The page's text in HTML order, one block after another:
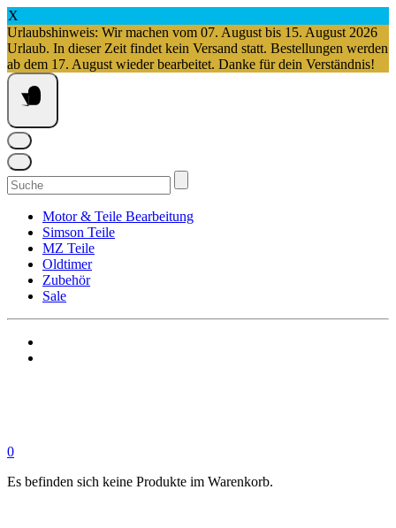
X
Urlaubshinweis: Wir machen vom 07. August bis 15. August 2026
Urlaub. In dieser Zeit findet kein Versand statt. Bestellungen werden
ab dem 17. August wieder bearbeitet. Danke für dein Verständnis!
Springe
zum
Inhalt
Suchen
nach:
Motor & Teile Bearbeitung
Simson Teile
MZ Teile
Oldtimer
Zubehör
Sale
0
Es befinden sich keine Produkte im Warenkorb.